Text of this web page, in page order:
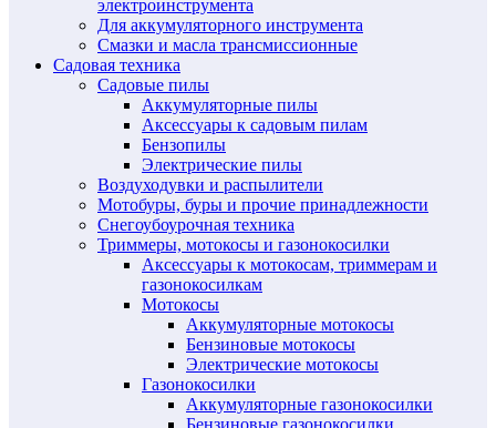
электроинструмента
Для аккумуляторного инструмента
Смазки и масла трансмиссионные
Садовая техника
Садовые пилы
Аккумуляторные пилы
Аксессуары к садовым пилам
Бензопилы
Электрические пилы
Воздуходувки и распылители
Мотобуры, буры и прочие принадлежности
Снегоубоурочная техника
Триммеры, мотокосы и газонокосилки
Аксессуары к мотокосам, триммерам и
газонокосилкам
Мотокосы
Аккумуляторные мотокосы
Бензиновые мотокосы
Электрические мотокосы
Газонокосилки
Аккумуляторные газонокосилки
Бензиновые газонокосилки